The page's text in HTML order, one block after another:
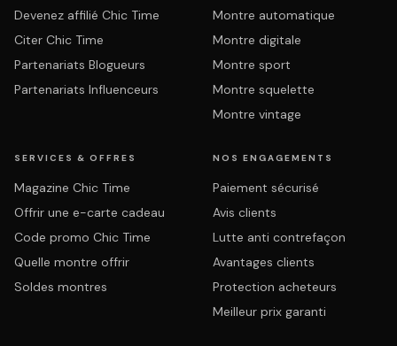
Devenez affilié Chic Time
Citer Chic Time
Partenariats Blogueurs
Partenariats Influenceurs
Montre automatique
Montre digitale
Montre sport
Montre squelette
Montre vintage
SERVICES & OFFRES
Magazine Chic Time
Offrir une e-carte cadeau
Code promo Chic Time
Quelle montre offrir
Soldes montres
NOS ENGAGEMENTS
Paiement sécurisé
Avis clients
Lutte anti contrefaçon
Avantages clients
Protection acheteurs
Meilleur prix garanti